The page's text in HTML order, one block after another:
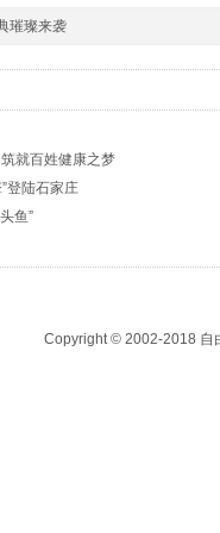
璀璨来袭
就百姓健康之梦
登陆石家庄
鱼”
Copyright © 2002-2018 自